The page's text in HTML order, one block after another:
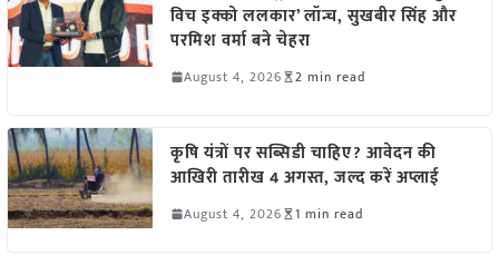
विच इक्को ललकार’ लॉन्च, सुखबीर सिंह और
परमिश वर्मा बने चेहरा
August 4, 2026 2 min read
कृषि यंत्रों पर सब्सिडी चाहिए? आवेदन की
आखिरी तारीख 4 अगस्त, जल्द करें अप्लाई
August 4, 2026 1 min read